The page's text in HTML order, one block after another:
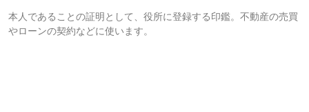
本人であることの証明として、役所に登録する印鑑。不動産の売買
やローンの契約などに使います。